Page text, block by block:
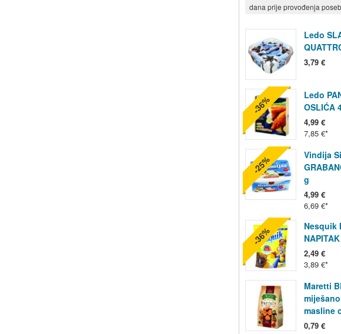
dana prije provođenja
Ledo
3,79 €
Ledo
OSLIĆA
4,99 €
7,85 €
-36%
Vindija
g
4,99 €
6,69 €
-25%
Nesquik
2,49 €
3,89 €
-36%
Maretti
masline
0,79 €